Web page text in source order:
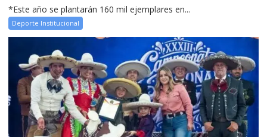
*Este año se plantarán 160 mil ejemplares en...
Deporte Institucional